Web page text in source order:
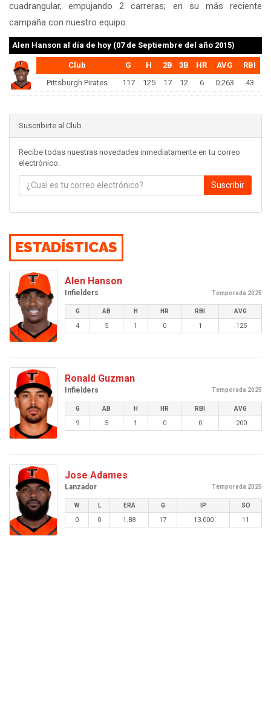
cuadrangular, empujando 2 carreras; en su más reciente
campaña con nuestro equipo.
Alen Hanson al día de hoy (07 de Septiembre del año 2015)
Club G H 2B 3B HR AVG
RBI
Pittsburgh Pirates
117 125 17 12 6 0.263 43
Suscribirte al Club
Recibe todas nuestras novedades inmediatamente en tu correo
electrónico.
Suscribir
ESTADÍSTICAS
Alen Hanson
Infielders Temporada 2025
G AB H HR RBI AVG
4 5 1 0 1 .125
Ronald Guzman
Infielders Temporada 2025
G AB H HR RBI AVG
9 5 1 0 0 .200
Jose Adames
Lanzador Temporada 2025
W L ERA G IP SO
0 0 1.88 17 13.000 11